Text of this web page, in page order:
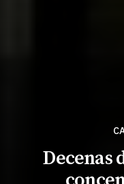
Decenas